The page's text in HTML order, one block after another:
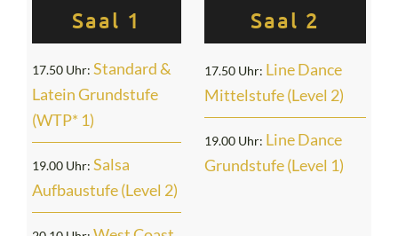
Saal 1
17.50 Uhr: Standard &
Latein Grundstufe
(WTP* 1)
19.00 Uhr: Salsa
Aufbaustufe (Level 2)
Saal 2
17.50 Uhr: Line Dance
Mittelstufe (Level 2)
19.00 Uhr: Line Dance
Grundstufe (Level 1)